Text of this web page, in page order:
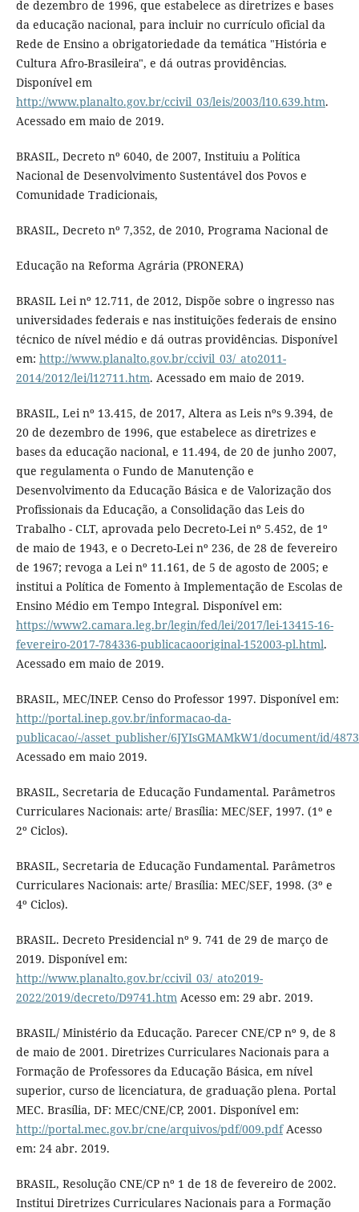
de dezembro de 1996, que estabelece as diretrizes e bases
da educação nacional, para incluir no currículo oficial da
Rede de Ensino a obrigatoriedade da temática "História e
Cultura Afro-Brasileira", e dá outras providências.
Disponível em
http://www.planalto.gov.br/ccivil_03/leis/2003/l10.639.htm.
Acessado em maio de 2019.
BRASIL, Decreto nº 6040, de 2007, Instituiu a Política
Nacional de Desenvolvimento Sustentável dos Povos e
Comunidade Tradicionais,
BRASIL, Decreto nº 7,352, de 2010, Programa Nacional de
Educação na Reforma Agrária (PRONERA)
BRASIL Lei nº 12.711, de 2012, Dispõe sobre o ingresso nas
universidades federais e nas instituições federais de ensino
técnico de nível médio e dá outras providências. Disponível
em: http://www.planalto.gov.br/ccivil_03/_ato2011-
2014/2012/lei/l12711.htm. Acessado em maio de 2019.
BRASIL, Lei nº 13.415, de 2017, Altera as Leis nºs 9.394, de
20 de dezembro de 1996, que estabelece as diretrizes e
bases da educação nacional, e 11.494, de 20 de junho 2007,
que regulamenta o Fundo de Manutenção e
Desenvolvimento da Educação Básica e de Valorização dos
Profissionais da Educação, a Consolidação das Leis do
Trabalho - CLT, aprovada pelo Decreto-Lei nº 5.452, de 1º
de maio de 1943, e o Decreto-Lei nº 236, de 28 de fevereiro
de 1967; revoga a Lei nº 11.161, de 5 de agosto de 2005; e
institui a Política de Fomento à Implementação de Escolas de
Ensino Médio em Tempo Integral. Disponível em:
https://www2.camara.leg.br/legin/fed/lei/2017/lei-13415-16-
fevereiro-2017-784336-publicacaooriginal-152003-pl.html.
Acessado em maio de 2019.
BRASIL, MEC/INEP. Censo do Professor 1997. Disponível em:
http://portal.inep.gov.br/informacao-da-
publicacao/-/asset_publisher/6JYIsGMAMkW1/document/id/
Acessado em maio 2019.
BRASIL, Secretaria de Educação Fundamental. Parâmetros
Curriculares Nacionais: arte/ Brasília: MEC/SEF, 1997. (1º e
2º Ciclos).
BRASIL, Secretaria de Educação Fundamental. Parâmetros
Curriculares Nacionais: arte/ Brasília: MEC/SEF, 1998. (3º e
4º Ciclos).
BRASIL. Decreto Presidencial nº 9. 741 de 29 de março de
2019. Disponível em:
http://www.planalto.gov.br/ccivil_03/_ato2019-
2022/2019/decreto/D9741.htmAcesso em: 29 abr. 2019.
BRASIL/ Ministério da Educação. Parecer CNE/CP nº 9, de 8
de maio de 2001. Diretrizes Curriculares Nacionais para a
Formação de Professores da Educação Básica, em nível
superior, curso de licenciatura, de graduação plena. Portal
MEC. Brasília, DF: MEC/CNE/CP, 2001. Disponível em:
http://portal.mec.gov.br/cne/arquivos/pdf/009.pdfAcesso
em: 24 abr. 2019.
BRASIL, Resolução CNE/CP nº 1 de 18 de fevereiro de 2002.
Institui Diretrizes Curriculares Nacionais para a Formação